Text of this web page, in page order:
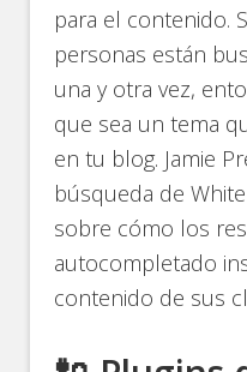
para el contenido.
personas están
una y otra vez,
que sea un tema
en tu blog. Jamie
búsqueda de
sobre cómo los
autocompletado
contenido de sus